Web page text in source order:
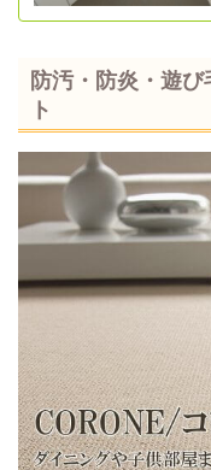
防汚・防炎・遊
ト